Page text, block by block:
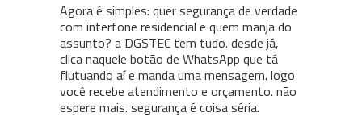
Agora é simples: quer segurança de verdade
com interfone residencial e quem manja do
assunto? a DGSTEC tem tudo. desde já,
clica naquele botão de WhatsApp que tá
flutuando aí e manda uma mensagem. logo
você recebe atendimento e orçamento. não
espere mais. segurança é coisa séria.